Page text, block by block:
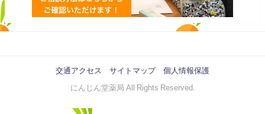
交通アクセス サイトマップ 個人情報保護
にんじん堂薬局 All Rights Reserved.